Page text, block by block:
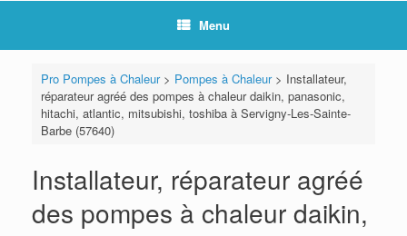
Menu
Pro Pompes à Chaleur> Pompes à Chaleur> Installateur,
réparateur agréé des pompes à chaleur daikin, panasonic,
hitachi, atlantic, mitsubishi, toshiba à Servigny-Les-Sainte-
Barbe (57640)
Installateur, réparateur agréé
des pompes à chaleur daikin,